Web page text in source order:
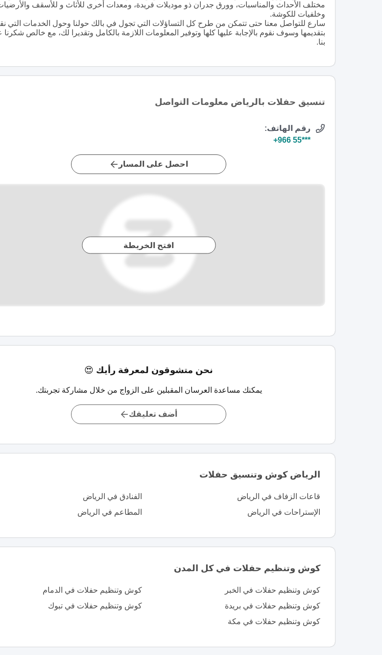
مختلف الأحداث والمناسبات، وورق جدران ذو موديلات فريدة، ومعدات أخرى للأثاث و للأسقف
وخلفيات للكوشة.
سارع للتواصل معنا حتى تتمكن من طرح كل التساؤلات التي تجول في بالك حولنا وحول الخدمات التي
بتقديمها وسوف نقوم بالإجابة عليها كلها وتوفير المعلومات اللازمة بالكامل وتقديرا لك، مع خالص
بنا.
تنسيق حفلات بالرياض معلومات التواصل
رقم الهاتف:
+966 55***
احصل على المسار
افتح الخريطة
نحن متشوقون لمعرفة رأيك 😍
يمكنك مساعدة العرسان المقبلين على الزواج من خلال مشاركة تجربتك.
أضف تعليقك
الرياض كوش وتنسيق حفلات
قاعات الزفاف في الرياض الفنادق في الرياض
الإستراحات في الرياض
المطاعم في الرياض
كوش وتنظيم حفلات في كل المدن
كوش وتنظيم حفلات في الخبر كوش وتنظيم حفلات في الدمام
كوش وتنظيم حفلات في بريدة
كوش وتنظيم حفلات في تبوك
كوش وتنظيم حفلات في مكة